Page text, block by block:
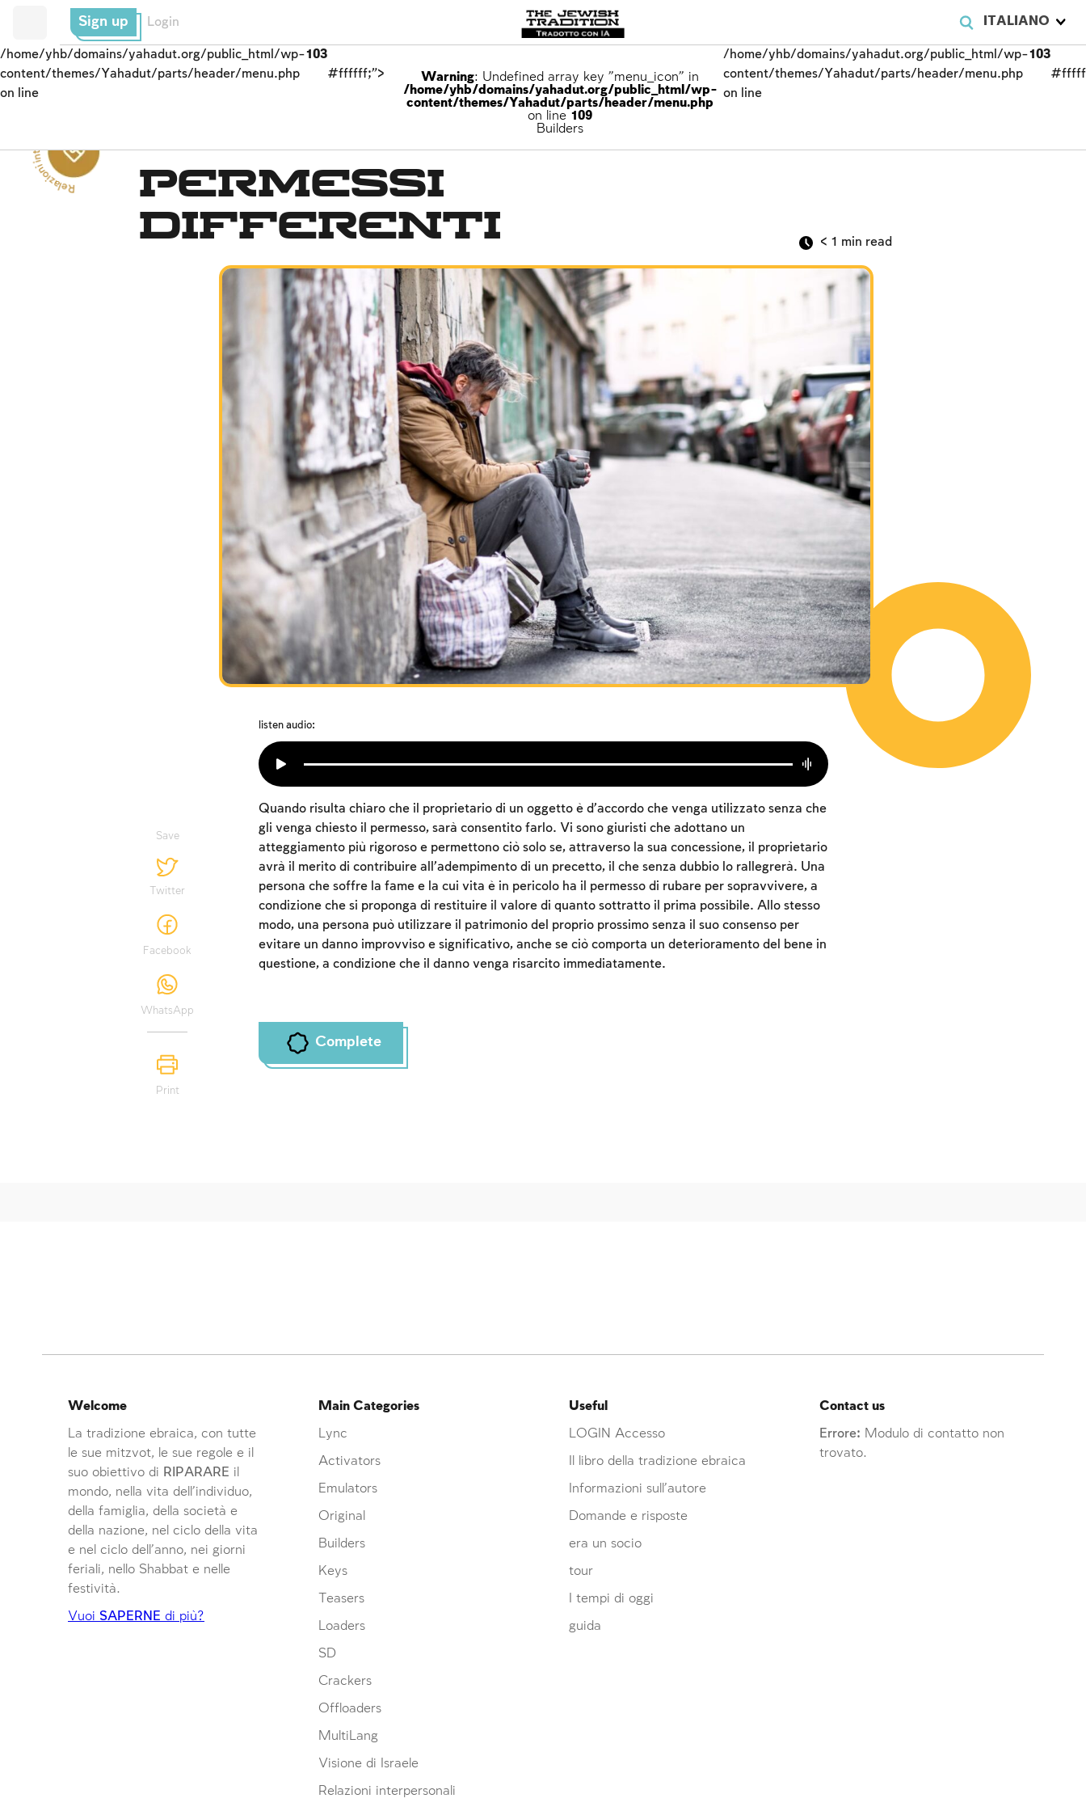
ITALIANO
Sign up Login
/home/yhb/domains/yahadut.org/public_html/wp-
content/themes/Yahadut/parts/header/menu.php
on line
103
#ffffff;">
Warning: Undefined array key "menu_icon" in
/home/yhb/domains/yahadut.org/public_html/wp-
content/themes/Yahadut/parts/header/menu.php
on line 109
Builders
/home/yhb/domains/yahadut.org/public_html/wp-
content/themes/Yahadut/parts/header/menu.php
on line
103
Rel
a
zi
o
ni
i
n
t
e
r
p
e
r
s
o
Permessi
differenti
< 1 min read
listen audio:
Save
Twitter
Facebook
WhatsApp
Print
Quando risulta chiaro che il proprietario di un oggetto è d’accordo che venga utilizzato senza che
gli venga chiesto il permesso, sarà consentito farlo. Vi sono giuristi che adottano un
atteggiamento più rigoroso e permettono ciò solo se, attraverso la sua concessione, il proprietario
avrà il merito di contribuire all’adempimento di un precetto, il che senza dubbio lo rallegrerà. Una
persona che soffre la fame e la cui vita è in pericolo ha il permesso di rubare per sopravvivere, a
condizione che si proponga di restituire il valore di quanto sottratto il prima possibile. Allo stesso
modo, una persona può utilizzare il patrimonio del proprio prossimo senza il suo consenso per
evitare un danno improvviso e significativo, anche se ciò comporta un deterioramento del bene in
questione, a condizione che il danno venga risarcito immediatamente.
Complete
Account required
an account or log in.
Contact us
Errore: Modulo di contatto non
trovato.
Useful
LOGIN Accesso
Il libro della tradizione ebraica
Informazioni sull’autore
Domande e risposte
era un socio
tour
I tempi di oggi
guida
Main Categories
Lync
Activators
Emulators
Original
Builders
Keys
Teasers
Loaders
SD
Crackers
Offloaders
MultiLang
Visione di Israele
Relazioni interpersonali
Welcome
La tradizione ebraica, con tutte
le sue mitzvot, le sue regole e il
suo obiettivo di RIPARARE il
mondo, nella vita dell’individuo,
della famiglia, della società e
della nazione, nel ciclo della vita
e nel ciclo dell’anno, nei giorni
feriali, nello Shabbat e nelle
festività.
Vuoi SAPERNE di più?